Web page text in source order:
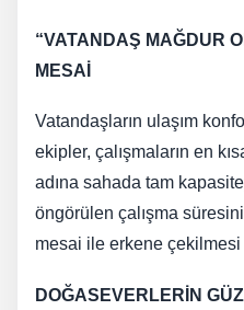
“VATANDAŞ MAĞDUR
MESAİ
Vatandaşların ulaşım
ekipler, çalışmaların en
adına sahada tam
öngörülen çalışma
mesai ile erkene çekilmesi
DOĞASEVERLERİN